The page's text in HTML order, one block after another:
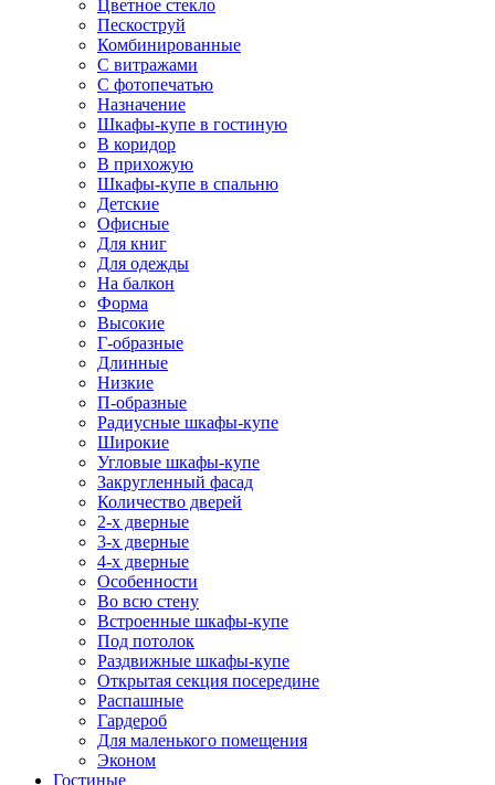
Цветное стекло
Пескоструй
Комбинированные
С витражами
С фотопечатью
Назначение
Шкафы-купе в гостиную
В коридор
В прихожую
Шкафы-купе в спальню
Детские
Офисные
Для книг
Для одежды
На балкон
Форма
Высокие
Г-образные
Длинные
Низкие
П-образные
Радиусные шкафы-купе
Широкие
Угловые шкафы-купе
Закругленный фасад
Количество дверей
2-х дверные
3-х дверные
4-х дверные
Особенности
Во всю стену
Встроенные шкафы-купе
Под потолок
Раздвижные шкафы-купе
Открытая секция посередине
Распашные
Гардероб
Для маленького помещения
Эконом
Гостиные